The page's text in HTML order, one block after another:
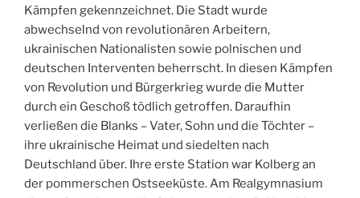
Kämpfen gekennzeichnet. Die Stadt wurde
abwechselnd von revolutionären Arbeitern,
ukrainischen Nationalisten sowie polnischen und
deutschen Interventen beherrscht. In diesen Kämpfen
von Revolution und Bürgerkrieg wurde die Mutter
durch ein Geschoß tödlich getroffen. Daraufhin
verließen die Blanks – Vater, Sohn und die Töchter –
ihre ukrainische Heimat und siedelten nach
Deutschland über. Ihre erste Station war Kolberg an
der pommerschen Ostseeküste. Am Realgymnasium